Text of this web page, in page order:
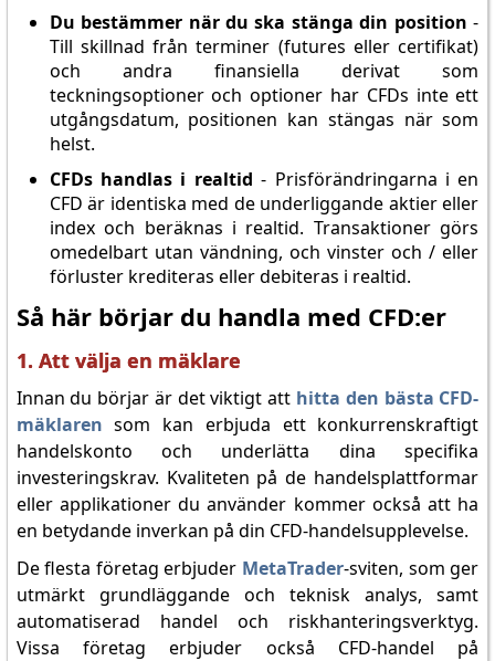
Du bestämmer när du ska stänga din position -
Till skillnad från terminer (futures eller certifikat)
och andra finansiella derivat som
teckningsoptioner och optioner har CFDs inte ett
utgångsdatum, positionen kan stängas när som
helst.
CFDs handlas i realtid - Prisförändringarna i en
CFD är identiska med de underliggande aktier eller
index och beräknas i realtid. Transaktioner görs
omedelbart utan vändning, och vinster och / eller
förluster krediteras eller debiteras i realtid.
Så här börjar du handla med CFD:er
1. Att välja en mäklare
Innan du börjar är det viktigt att hitta den bästa CFD-
mäklaren som kan erbjuda ett konkurrenskraftigt
handelskonto och underlätta dina specifika
investeringskrav. Kvaliteten på de handelsplattformar
eller applikationer du använder kommer också att ha
en betydande inverkan på din CFD-handelsupplevelse.
De flesta företag erbjuder MetaTrader-sviten, som ger
utmärkt grundläggande och teknisk analys, samt
automatiserad handel och riskhanteringsverktyg.
Vissa företag erbjuder också CFD-handel på